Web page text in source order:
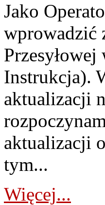
Jako
wprowadzić
Instrukcja).
aktualizacji
aktualizacji
tym...
Więcej...